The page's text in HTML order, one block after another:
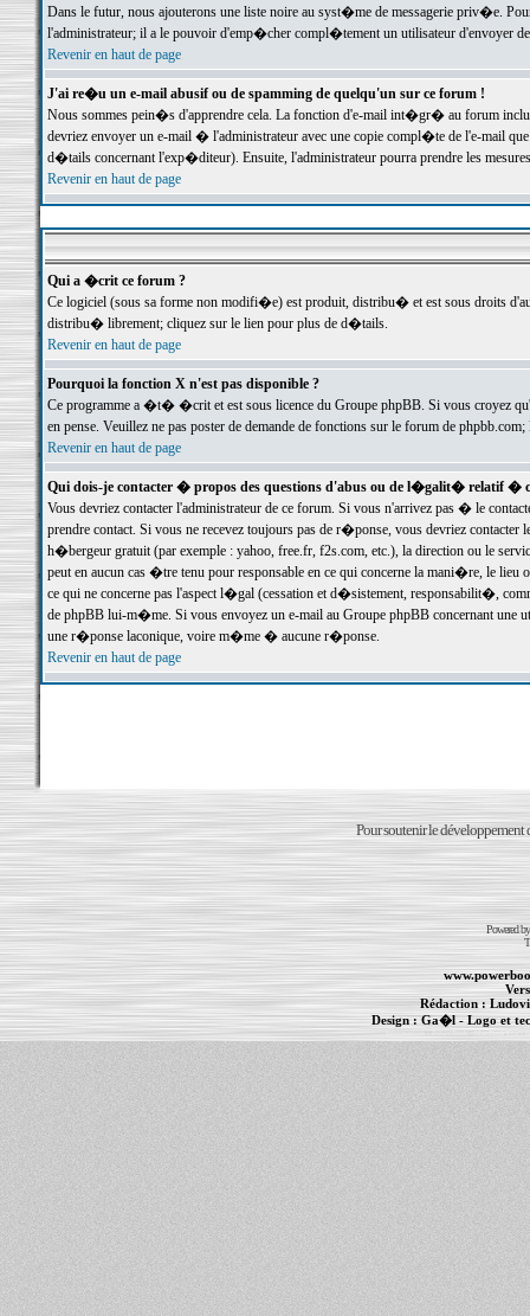
Dans le futur, nous ajouterons une liste noire au syst�me de messagerie priv�e.
l'administrateur; il a le pouvoir d'emp�cher compl�tement un utilisateur d'envoyer
Revenir en haut de page
J'ai re�u un e-mail abusif ou de spamming de quelqu'un sur ce forum !
Nous sommes pein�s d'apprendre cela. La fonction d'e-mail int�gr� au forum inclut
devriez envoyer un e-mail � l'administrateur avec une copie compl�te de l'e-mail
d�tails concernant l'exp�diteur). Ensuite, l'administrateur pourra prendre les
Revenir en haut de page
Qui a �crit ce forum ?
Ce logiciel (sous sa forme non modifi�e) est produit, distribu� et est sous droits
distribu� librement; cliquez sur le lien pour plus de d�tails.
Revenir en haut de page
Pourquoi la fonction X n'est pas disponible ?
Ce programme a �t� �crit et est sous licence du Groupe phpBB. Si vous croyez
en pense. Veuillez ne pas poster de demande de fonctions sur le forum de
Revenir en haut de page
Qui dois-je contacter � propos des questions d'abus ou de l�galit� relatif �
Vous devriez contacter l'administrateur de ce forum. Si vous n'arrivez pas � le
prendre contact. Si vous ne recevez toujours pas de r�ponse, vous devriez
h�bergeur gratuit (par exemple : yahoo, free.fr, f2s.com, etc.), la direction ou le
peut en aucun cas �tre tenu pour responsable en ce qui concerne la mani�re, le
ce qui ne concerne pas l'aspect l�gal (cessation et d�sistement, responsabilit�,
de phpBB lui-m�me. Si vous envoyez un e-mail au Groupe phpBB concernant une
une r�ponse laconique, voire m�me � aucune r�ponse.
Revenir en haut de page
Pour soutenir le développement
Powered
Rédaction :
Design :Ga�l- Logo et
Informations :